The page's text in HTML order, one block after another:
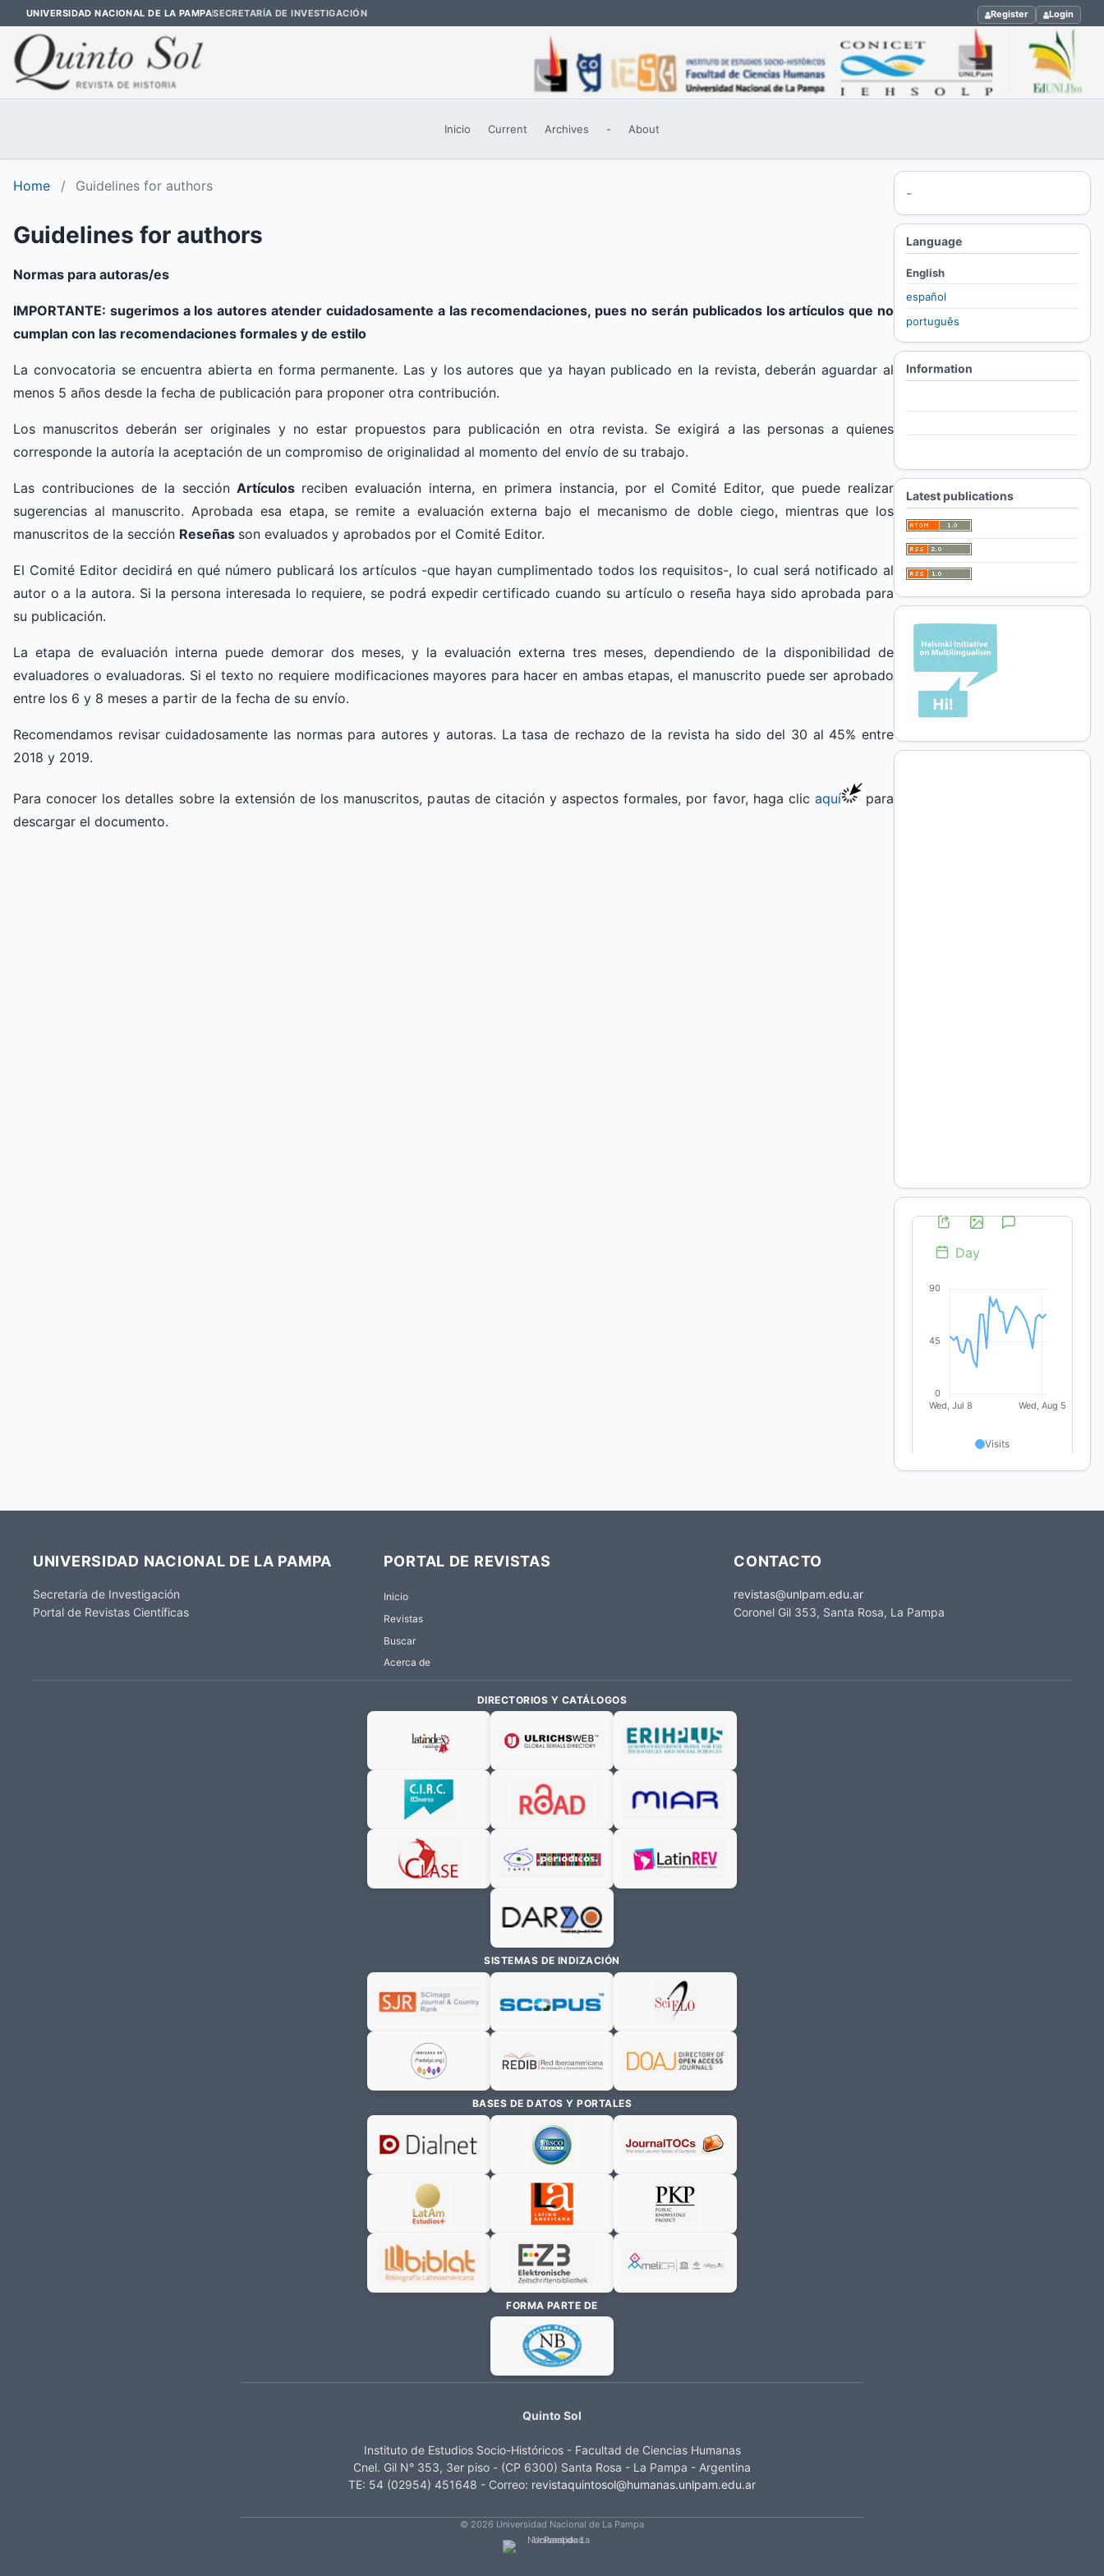
UNIVERSIDAD NACIONAL DE LA PAMPASECRETARÍA DE INVESTIGACIÓN Register Login
Inicio Current Archives - About
Home / Guidelines for authors
Guidelines for authors
Normas para autoras/es
IMPORTANTE: sugerimos a los autores atender cuidadosamente a las recomendaciones, pues no serán publicados los artículos que no
cumplan con las recomendaciones formales y de estilo
La convocatoria se encuentra abierta en forma permanente. Las y los autores que ya hayan publicado en la revista, deberán aguardar al
menos 5 años desde la fecha de publicación para proponer otra contribución.
Los manuscritos deberán ser originales y no estar propuestos para publicación en otra revista. Se exigirá a las personas a quienes
corresponde la autoría la aceptación de un compromiso de originalidad al momento del envío de su trabajo.
Las contribuciones de la secciónArtículos reciben evaluación interna, en primera instancia, por el Comité Editor, que puede realizar
sugerencias al manuscrito. Aprobada esa etapa, se remite a evaluación externa bajo el mecanismo de doble ciego, mientras que los
manuscritos de la sección Reseñas son evaluados y aprobados por el Comité Editor.
El Comité Editor decidirá en qué número publicará los artículos -que hayan cumplimentado todos los requisitos-, lo cual será notificado al
autor o a la autora. Si la persona interesada lo requiere, se podrá expedir certificado cuando su artículo o reseña haya sido aprobada para
su publicación.
La etapa de evaluación interna puede demorar dos meses, y la evaluación externa tres meses, dependiendo de la disponibilidad de
evaluadores o evaluadoras. Si el texto no requiere modificaciones mayores para hacer en ambas etapas, el manuscrito puede ser aprobado
entre los 6 y 8 meses a partir de la fecha de su envío.
Recomendamos revisar cuidadosamente las normas para autores y autoras. La tasa de rechazo de la revista ha sido del 30 al 45% entre
2018 y 2019.
Para conocer los detalles sobre la extensión de los manuscritos, pautas de citación y aspectos formales, por favor, haga clic aquí
para
descargar el documento.
-
Language
English
español
português
Information
Latest publications
UNIVERSIDAD NACIONAL DE LA PAMPA
Secretaría de Investigación
Portal de Revistas Científicas
PORTAL DE REVISTAS
Inicio
Revistas
Buscar
Acerca de
CONTACTO
revistas@unlpam.edu.ar
Coronel Gil 353, Santa Rosa, La Pampa
DIRECTORIOS Y CATÁLOGOS
SISTEMAS DE INDIZACIÓN
BASES DE DATOS Y PORTALES
FORMA PARTE DE
Quinto Sol
Instituto de Estudios Socio-Históricos - Facultad de Ciencias Humanas
Cnel. Gil N° 353, 3er piso - (CP 6300) Santa Rosa - La Pampa - Argentina
TE: 54 (02954) 451648 - Correo: revistaquintosol@humanas.unlpam.edu.ar
© 2026 Universidad Nacional de La Pampa